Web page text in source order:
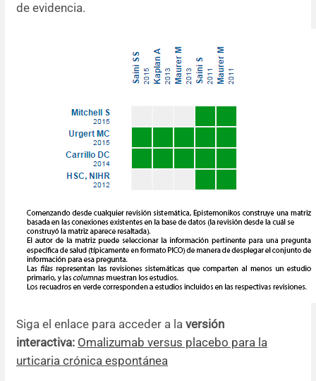
de evidencia.
Siga el enlace para acceder a la versión
interactiva: Omalizumab versus placebo para la
urticaria crónica espontánea